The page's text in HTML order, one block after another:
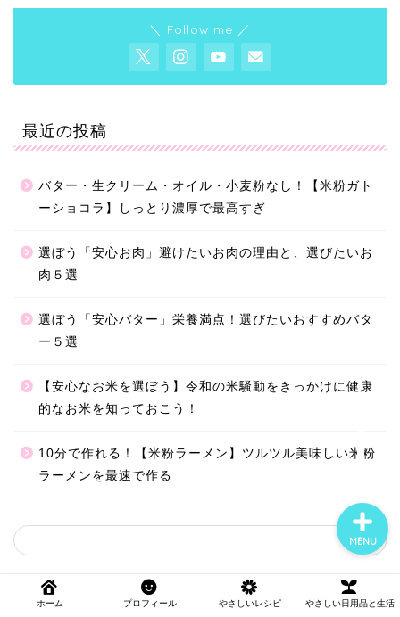
＼ Follow me ／
最近の投稿
バター・生クリーム・オイル・小麦粉なし！【米粉ガト
ーショコラ】しっとり濃厚で最高すぎ
選ぼう「安心お肉」避けたいお肉の理由と、選びたいお
肉５選
選ぼう「安心バター」栄養満点！選びたいおすすめバタ
ー５選
【安心なお米を選ぼう】令和の米騒動をきっかけに健康
的なお米を知っておこう！
10分で作れる！【米粉ラーメン】ツルツル美味しい米粉
ラーメンを最速で作る
カテゴリー
ホーム プロフィール やさしいレシピ やさしい日用品と生活
MENU
やさしいレシピ